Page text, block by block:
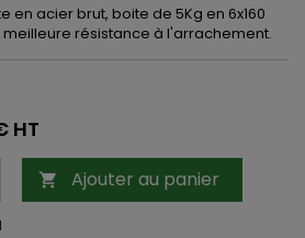
en acier brut, boite de 5Kg en 6x160
résistance à l'arrachement.
HT
 Ajouter au panier